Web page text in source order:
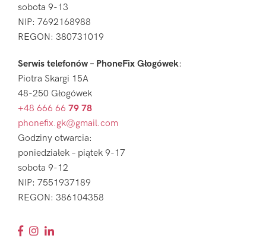
sobota 9-13
NIP: 7692168988
REGON: 380731019
Serwis telefonów – PhoneFix Głogówek:
Piotra Skargi 15A
48-250 Głogówek
+48 666 66 79 78
phonefix.gk@gmail.com
Godziny otwarcia:
poniedziałek – piątek 9-17
sobota 9-12
NIP: 7551937189
REGON: 386104358